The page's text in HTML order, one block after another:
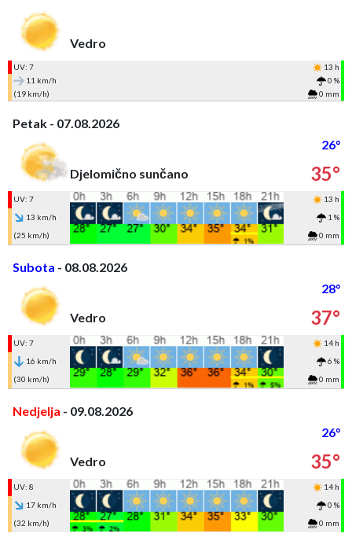
Vedro
UV: 7
13 h
11 km/h
0 %
(19 km/h)
0 mm
Petak - 07.08.2026
26°
Djelomično sunčano
35°
UV: 7
13 h
13 km/h
1 %
(25 km/h)
0 mm
Subota - 08.08.2026
28°
Vedro
37°
UV: 7
14 h
16 km/h
6 %
(30 km/h)
0 mm
Nedjelja - 09.08.2026
26°
Vedro
35°
UV: 8
14 h
17 km/h
0 %
(32 km/h)
0 mm